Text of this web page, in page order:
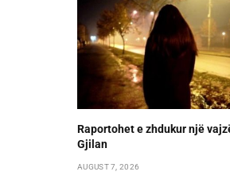
Raportohet e zhdukur një
Gjilan
AUGUST 7, 2026